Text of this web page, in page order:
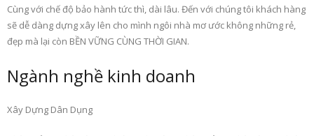
Cùng với chế độ bảo hành tức thì, dài lâu. Đến với chúng tôi khách hàng
sẽ dễ dàng dựng xây lên cho mình ngôi nhà mơ ước không những rẻ,
đẹp mà lại còn BỀN VỮNG CÙNG THỜI GIAN.
Ngành nghề kinh doanh
Xây Dựng Dân Dụng